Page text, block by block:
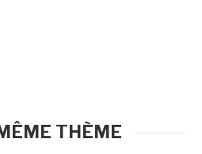
THÈME